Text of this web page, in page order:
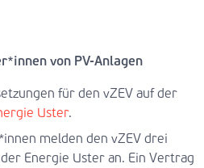
von PV-Anlagen
für den vZEV auf der
Uster.
melden den vZEV drei
Energie Uster an. Ein Vertrag